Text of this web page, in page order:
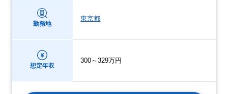
勤務地
東京都
想定年収
300～329万円